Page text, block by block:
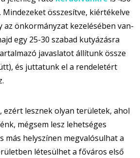
Mindezeket összesítve, kiértékelve
az önkormányzat kezelésében van-
egy 25-30 szabad kutyázásra
javaslatot állítunk össze
és juttatunk el a rendeletért
ezért lesznek olyan területek, ahol
mégsem lesz lehetséges
más helyszínen megvalósulhat a
létesülhet a főváros első